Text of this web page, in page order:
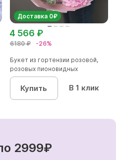
Доставка 0₽
6180 ₽ -26%
4 566 ₽
Букет из гортензии розовой,
розовых пионовидных
кустовы...
Купить В 1 клик
2999₽